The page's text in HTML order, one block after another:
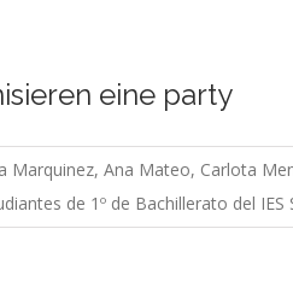
eine party
Marquinez, Ana Mateo, Carlota
de 1º de Bachillerato del IES